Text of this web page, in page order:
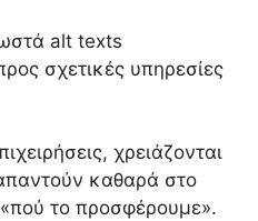
alt texts
σχετικές υπηρεσίες
χρειάζονται
καθαρά στο
το προσφέρουμε».